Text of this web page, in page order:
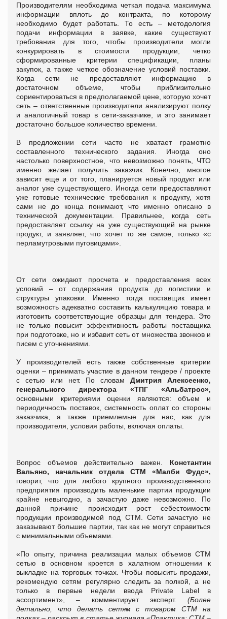
Производителям необходима четкая подача максимума
информации вплоть до контракта, по которому
необходимо будет работать. То есть – методология
подачи информации в заявке, какие существуют
требования для того, чтобы производители могли
конкурировать в стоимости продукции, четко
сформированные критерии спецификации, планы
закупок, а также четкое обозначение условий поставки.
Когда сети не предоставляют информацию в
достаточном объеме, чтобы приблизительно
сориентироваться в предполагаемой цене, которую хочет
сеть – ответственные производители анализируют полку
и аналогичный товар в сети-заказчике, и это занимает
достаточно большое количество времени.
В предложении сети часто не хватает грамотно
составленного технического задания. Иногда оно
настолько поверхностное, что невозможно понять, ЧТО
именно желает получить заказчик. Конечно, многое
зависит еще и от того, планируется новый продукт или
аналог уже существующего. Иногда сети предоставляют
уже готовые технические требования к продукту, хотя
сами не до конца понимают, что именно описано в
технической документации. Правильнее, когда сеть
предоставляет ссылку на уже существующий на рынке
продукт, и заявляет, что хочет то же самое, только «с
перламутровыми пуговицами».
От сети ожидают просчета и предоставления всех
условий – от содержания продукта до логистики и
структуры упаковки. Именно тогда поставщик имеет
возможность адекватно составить калькуляцию товара и
изготовить соответствующие образцы для тендера. Это
не только повысит эффективность работы поставщика
при подготовке, но и избавит сеть от множества звонков и
писем с уточнениями.
У производителей есть также собственные критерии
оценки – принимать участие в данном тендере / проекте
с сетью или нет. По словамДмитрия Алексеенко,
генерального директора «ТПГ «Альбатрос»,
основными критериями оценки являются: объем и
периодичность поставок, системность оплат со стороны
заказчика, а также приемлемые для нас, как для
производителя, условия работы, включая оплаты.
Вопрос объемов действительно важен. Константин
Вальяно, начальник отдела СТМ «Малби Фудс»,
говорит, что
для любого крупного производственного
предприятия производить маленькие партии продукции
крайне невыгодно, а зачастую даже невозможно. По
данной причине происходит рост себестоимости
продукции производимой под СТМ. Сети зачастую не
заказывают большие партии, так как не могут справиться
с минимальными объемами.
«По опыту, причина реализации малых объемов СТМ
сетью в основном кроется в халатном отношении к
выкладке на торговых точках. Чтобы повысить продажи,
рекомендую сетям регулярно следить за полкой, а не
только в первые недели ввода Private Label в
ассортимент», – комментирует эксперт. (Более
детально, что делать сетям с товаром СТМ на